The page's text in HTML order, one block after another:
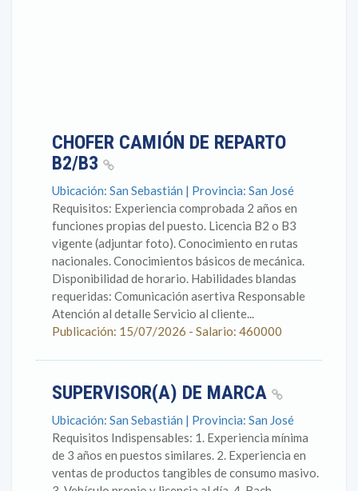
CHOFER CAMIÓN DE REPARTO
B2/B3
Ubicación: San Sebastián | Provincia: San José
Requisitos: Experiencia comprobada 2 años en
funciones propias del puesto. Licencia B2 o B3
vigente (adjuntar foto). Conocimiento en rutas
nacionales. Conocimientos básicos de mecánica.
Disponibilidad de horario. Habilidades blandas
requeridas: Comunicación asertiva Responsable
Atención al detalle Servicio al cliente...
Publicación: 15/07/2026 - Salario: 460000
SUPERVISOR(A) DE MARCA
Ubicación: San Sebastián | Provincia: San José
Requisitos Indispensables: 1. Experiencia mínima
de 3 años en puestos similares. 2. Experiencia en
ventas de productos tangibles de consumo masivo.